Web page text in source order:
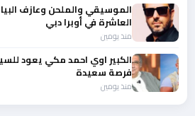
الموسيقي والملحن وعازف
العاشرة في أوبرا دبي
منذ يومين
الكبير اوي احمد مكي يعود
فرصة سعيدة
منذ يومين